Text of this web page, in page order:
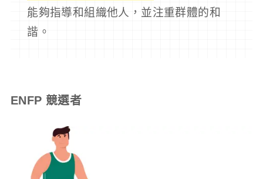
能夠指導和組織他人，並注重群體的和
諧。
ENFP 競選者